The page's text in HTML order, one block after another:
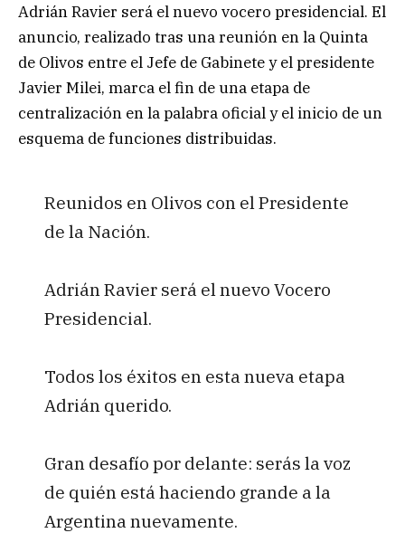
Adrián Ravier será el nuevo vocero presidencial. El
anuncio, realizado tras una reunión en la Quinta
de Olivos entre el Jefe de Gabinete y el presidente
Javier Milei, marca el fin de una etapa de
centralización en la palabra oficial y el inicio de un
esquema de funciones distribuidas.
Reunidos en Olivos con el Presidente
de la Nación.
Adrián Ravier será el nuevo Vocero
Presidencial.
Todos los éxitos en esta nueva etapa
Adrián querido.
Gran desafío por delante: serás la voz
de quién está haciendo grande a la
Argentina nuevamente.